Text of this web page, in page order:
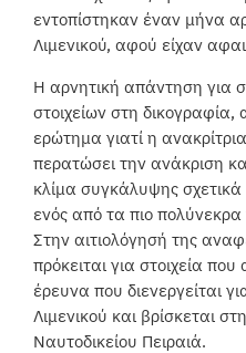
εντοπίστηκαν έναν μήνα
Λιμενικού, αφού είχαν
Η αρνητική απάντηση για
στοιχείων στη δικογραφία,
ερώτημα γιατί η
περατώσει την ανάκριση
κλίμα συγκάλυψης
ενός από τα πιο
Στην αιτιολόγησή της
πρόκειται για στοιχεία
έρευνα που διενεργείται
Λιμενικού και βρίσκεται
Ναυτοδικείου Πειραιά.